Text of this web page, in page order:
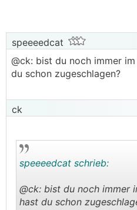
speeeedcat
@ck: bist du noch immer
du schon zugeschlagen?
ck
speeeedcat schrieb:
@ck: bist du noch immer
hast du schon